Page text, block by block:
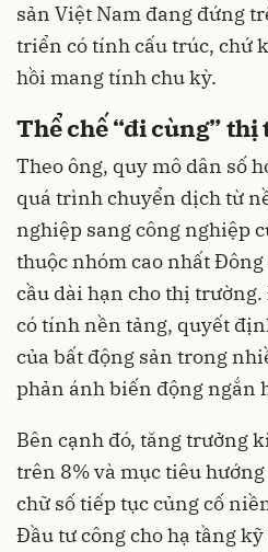
sản Việt Nam đang đứng
triển có tính cấu trúc, chứ
hồi mang tính chu kỳ.
Thể chế “đi cùng”
Theo ông, quy mô dân số
quá trình chuyển dịch từ
nghiệp sang công nghiệp
thuộc nhóm cao nhất
cầu dài hạn cho thị
có tính nền tảng, quyết
của bất động sản trong
phản ánh biến động ngắn
Bên cạnh đó, tăng trưởng
trên 8% và mục tiêu
chữ số tiếp tục củng cố
Đầu tư công cho hạ tầng